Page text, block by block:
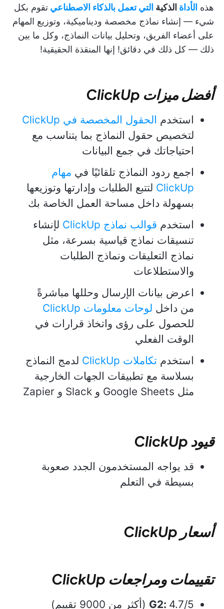
هذه الأداة الذكية التي تعمل بالذكاء الاصطناعي تقوم بكل
شيء — إنشاء نماذج مخصصة وديناميكية، وتوزيع المهام
على أعضاء الفريق، وتحليل بيانات النماذج، وكل ما بين
ذلك — كل ذلك في دقائق! إنها المنقذة الحقيقية!
أفضل ميزات ClickUp
استخدم الحقول المخصصة في ClickUp
لتخصيص حقول النماذج بما يتناسب مع
احتياجاتك في جمع البيانات
اجمع ردود النماذج تلقائيًا في مهام
ClickUp لتتبع الطلبات وإدارتها وتوزيعها
بسهولة داخل مساحة العمل الخاصة بك
استخدم قوالب نماذج ClickUp
لإنشاء
تنسيقات نماذج قياسية بسرعة، مثل
نماذج التعليقات ونماذج الطلبات
والاستطلاعات
اعرض بيانات الإرسال وحللها مباشرةً
من داخل لوحات معلومات ClickUp
للحصول على رؤى واتخاذ قرارات في
الوقت الفعلي
استخدم تكاملات ClickUp
لدمج النماذج
بسلاسة مع تطبيقات الجهات الخارجية
مثل Google Sheets و Slack و Zapier
قيود ClickUp
قد يواجه المستخدمون الجدد صعوبة
بسيطة في التعلم
أسعار ClickUp
تقييمات ومراجعات ClickUp
G2: 4.7/5 (أكثر من 9000 تقييم)